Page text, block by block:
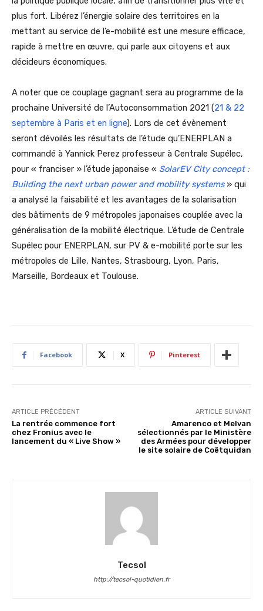
plus fort. Libérez l’énergie solaire des territoires en la
mettant au service de l’e-mobilité est une mesure efficace,
rapide à mettre en œuvre, qui parle aux citoyens et aux
décideurs économiques.
A noter que ce couplage gagnant sera au programme de la
prochaine Université de l’Autoconsommation 2021 (21 & 22
septembre à Paris et en ligne). Lors de cet évènement
seront dévoilés les résultats de l’étude qu’ENERPLAN a
commandé à Yannick Perez professeur à Centrale Supélec,
pour « franciser » l’étude japonaise « SolarEV City concept :
Building the next urban power and mobility systems» qui
a analysé la faisabilité et les avantages de la solarisation
des bâtiments de 9 métropoles japonaises couplée avec la
généralisation de la mobilité électrique. L’étude de Centrale
Supélec pour ENERPLAN, sur PV & e-mobilité porte sur les
métropoles de Lille, Nantes, Strasbourg, Lyon, Paris,
Marseille, Bordeaux et Toulouse.
Facebook X Pinterest
ARTICLE PRÉCÉDENT
La rentrée commence fort
chez Fronius avec le
lancement du « Live Show »
ARTICLE SUIVANT
Amarenco et Melvan
sélectionnés par le Ministère
des Armées pour développer
le site solaire de Coëtquidan
Tecsol
http://tecsol-quotidien.fr